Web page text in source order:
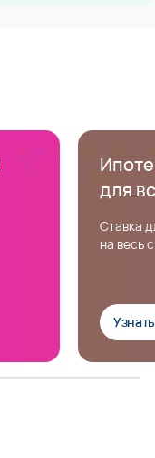
для
Ставка
на весь